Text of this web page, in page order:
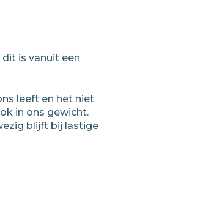
is vanuit een
leeft en het niet
in ons gewicht.
blijft bij lastige